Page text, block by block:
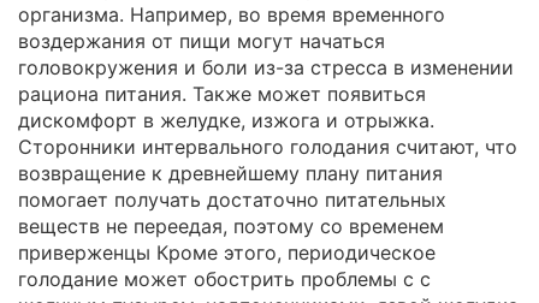
организма. Например, во время временного
воздержания от пищи могут начаться
головокружения и боли из-за стресса в изменении
рациона питания. Также может появиться
дискомфорт в желудке, изжога и отрыжка.
Сторонники интервального голодания считают, что
возвращение к древнейшему плану питания
помогает получать достаточно питательных
веществ не переедая, поэтому со временем
приверженцы Кроме этого, периодическое
голодание может обострить проблемы с с